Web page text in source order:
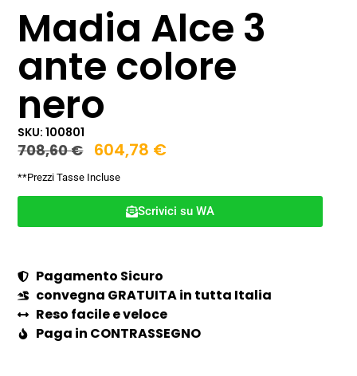
Madia Alce 3
ante colore
nero
SKU: 100801
708,60€ 604,78 €
**Prezzi Tasse Incluse
Scrivici su WA
Pagamento Sicuro
convegna GRATUITA in tutta Italia
Reso facile e veloce
Paga in CONTRASSEGNO